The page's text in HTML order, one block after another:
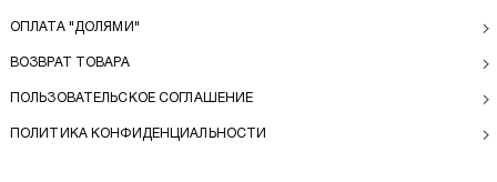
ОПЛАТА "ДОЛЯМИ"
ВОЗВРАТ ТОВАРА
ПОЛЬЗОВАТЕЛЬСКОЕ СОГЛАШЕНИЕ
ПОЛИТИКА КОНФИДЕНЦИАЛЬНОСТИ